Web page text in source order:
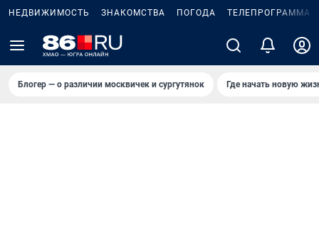
НЕДВИЖИМОСТЬ ЗНАКОМСТВА ПОГОДА ТЕЛЕПРОГРАММА
Блогер — о различии москвичек и сургутянок Где начать новую